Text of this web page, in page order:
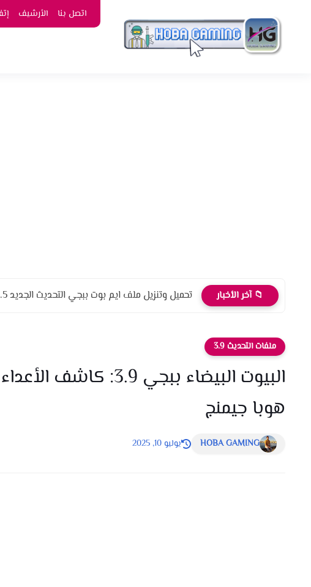
اتصل بنا الأرشيف
📁 آخر الأخبار تحميل وتنزيل ملف ايم بوت ببجي التحديث الجديد 4.5
ملفات التحديث 3.9
البيوت البيضاء ببجي
هوبا جيمنج
HOBA GAMING يوليو 10, 2025